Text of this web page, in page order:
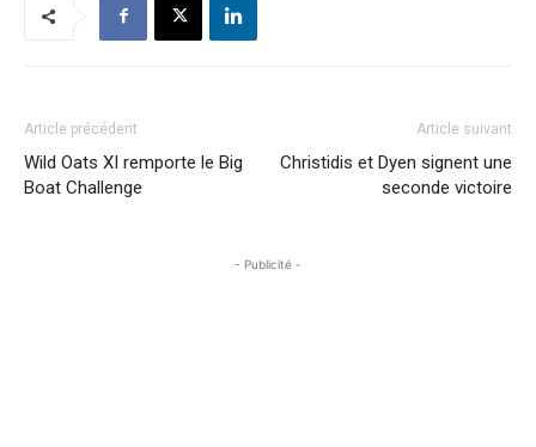
Article précédent
Wild Oats XI remporte le Big
Boat Challenge
Article suivant
Christidis et Dyen signent une
seconde victoire
- Publicité -